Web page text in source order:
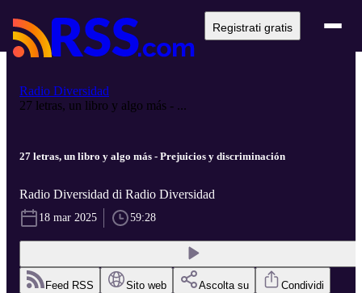
Registrati gratis
Radio Diversidad
27 letras, un libro y algo más - ...
27 letras, un libro y algo más - Prejuicios y discriminación
Radio Diversidad di Radio Diversidad
18 mar 2025 59:28
Feed RSS Sito web Ascolta su Condividi